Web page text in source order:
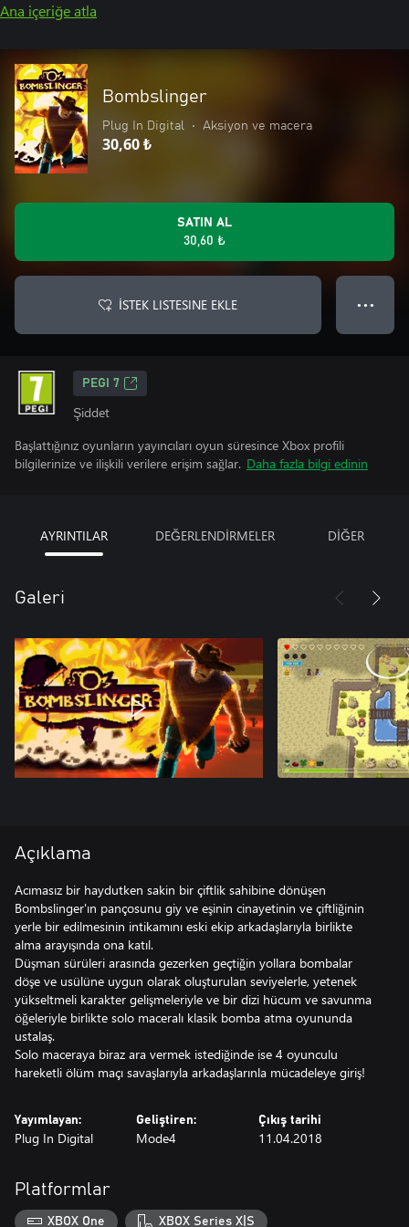
Ana içeriğe atla
Bombslinger
Plug In Digital • Aksiyon ve macera
30,60 ₺
SATIN AL
30,60 ₺
İSTEK LISTESINE EKLE ● ● ●
PEGI 7
Şiddet
Başlattığınız oyunların yayıncıları oyun süresince Xbox profili
bilgilerinize ve ilişkili verilere erişim sağlar. Daha fazla bilgi edinin
AYRINTILAR DEĞERLENDİRMELER DİĞER
Galeri
Açıklama
Acımasız bir haydutken sakin bir çiftlik sahibine dönüşen
Bombslinger'ın pançosunu giy ve eşinin cinayetinin ve çiftliğinin
yerle bir edilmesinin intikamını eski ekip arkadaşlarıyla birlikte
alma arayışında ona katıl.
Düşman sürüleri arasında gezerken geçtiğin yollara bombalar
döşe ve usülüne uygun olarak oluşturulan seviyelerle, yetenek
yükseltmeli karakter gelişmeleriyle ve bir dizi hücum ve savunma
öğeleriyle birlikte solo maceralı klasik bomba atma oyununda
ustalaş.
Solo maceraya biraz ara vermek istediğinde ise 4 oyunculu
hareketli ölüm maçı savaşlarıyla arkadaşlarınla mücadeleye giriş!
Yayımlayan:
Plug In Digital
Geliştiren:
Mode4
Çıkış tarihi
11.04.2018
Platformlar
XBOX One XBOX Series X|S